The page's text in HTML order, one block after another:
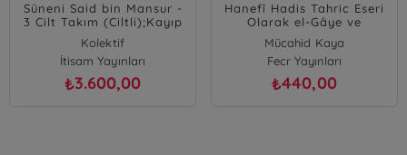
Süneni Said bin Mansur -
3 Cilt Takım (Ciltli);Kayıp
Sunenin Peşinde - Kenzu'l
Ummal'da Geçen Senedsiz
Hadislerin
Şahidlendirilmesi
Kolektif
İtisam Yayınları
₺3.600,00
Hanefî Hadis Tahric Eseri
Olarak el-Gâye ve
Seruci’nin Hadisçiliği
Mücahid Kaya
Fecr Yayınları
₺440,00